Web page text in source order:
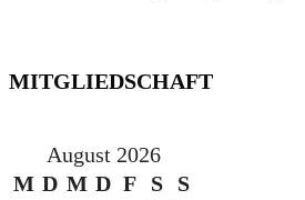
MITGLIEDSCHAFT
August 2026
M D M D F S
S